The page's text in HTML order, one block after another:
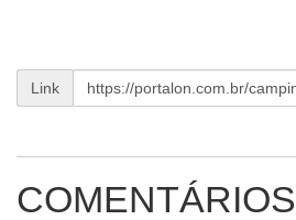
Link
COMENTÁRIOS